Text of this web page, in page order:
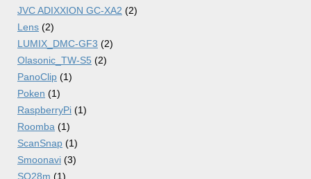
JVC ADIXXION GC-XA2 (2)
Lens (2)
LUMIX_DMC-GF3 (2)
Olasonic_TW-S5 (2)
PanoClip (1)
Poken (1)
RaspberryPi (1)
Roomba (1)
ScanSnap (1)
Smoonavi (3)
SQ28m (1)